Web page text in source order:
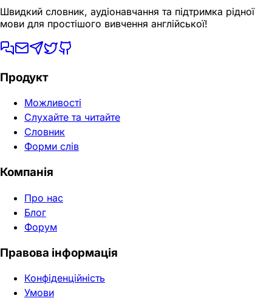
Швидкий словник, аудіонавчання та підтримка рідної
мови для простішого вивчення англійської!
Продукт
Можливості
Слухайте та читайте
Словник
Форми слів
Компанія
Про нас
Блог
Форум
Правова інформація
Конфіденційність
Умови